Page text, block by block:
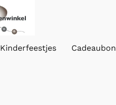
Kinderfeestjes Cadeaubon